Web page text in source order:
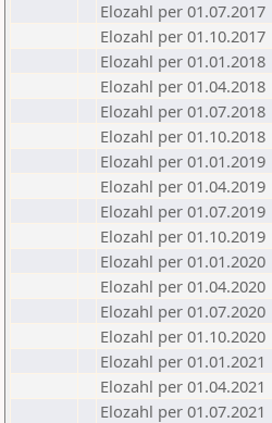
Elozahl per 01.07.2017
Elozahl per 01.10.2017
Elozahl per 01.01.2018
Elozahl per 01.04.2018
Elozahl per 01.07.2018
Elozahl per 01.10.2018
Elozahl per 01.01.2019
Elozahl per 01.04.2019
Elozahl per 01.07.2019
Elozahl per 01.10.2019
Elozahl per 01.01.2020
Elozahl per 01.04.2020
Elozahl per 01.07.2020
Elozahl per 01.10.2020
Elozahl per 01.01.2021
Elozahl per 01.04.2021
Elozahl per 01.07.2021